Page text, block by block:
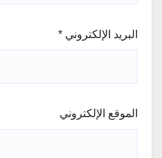
البريد الإلكتروني *
الموقع الإلكتروني